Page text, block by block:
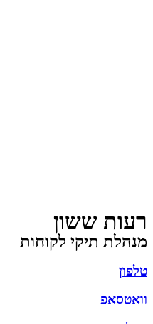
רעות ששון
מנהלת תיקי לקוחות
טלפון
וואטסאפ